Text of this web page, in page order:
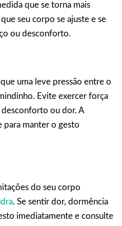
que se torna mais
seu corpo se ajuste e se
ou desconforto.
uma leve pressão entre o
Evite exercer força
desconforto ou dor. A
para manter o gesto
do seu corpo
. Se sentir dor, dormência
imediatamente e consulte